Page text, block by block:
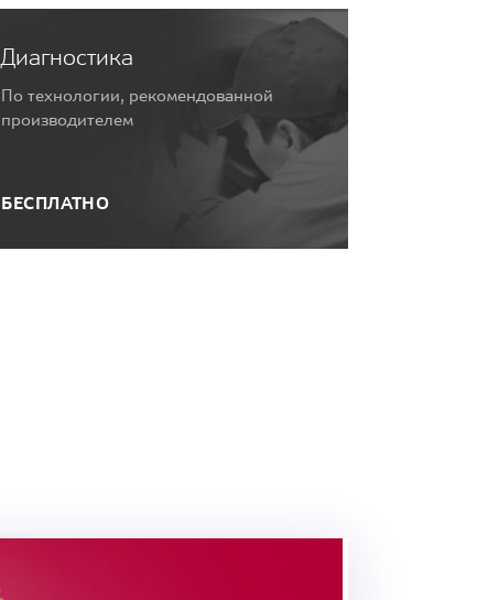
Диагностика
По технологии, рекомендованной
производителем
БЕСПЛАТНО